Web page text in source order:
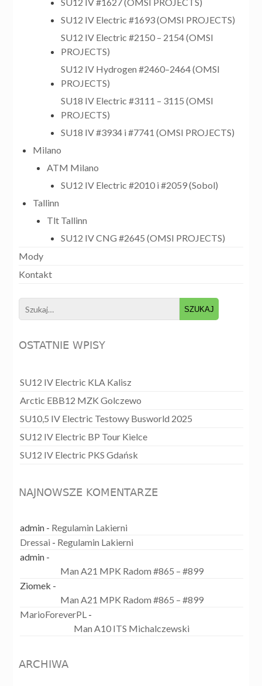
SU12 IV Electric #1693 (OMSI PROJECTS)
SU12 IV Electric #2150 – 2154 (OMSI
PROJECTS)
SU12 IV Hydrogen #2460–2464 (OMSI
PROJECTS)
SU18 IV Electric #3111 – 3115 (OMSI
PROJECTS)
SU18 IV #3934 i #7741 (OMSI PROJECTS)
Milano
ATM Milano
SU12 IV Electric #2010 i #2059 (Sobol)
Tallinn
Tlt Tallinn
SU12 IV CNG #2645 (OMSI PROJECTS)
Mody
Kontakt
Search
for:
OSTATNIE WPISY
SU12 IV Electric KLA Kalisz
Arctic EBB12 MZK Golczewo
SU10,5 IV Electric Testowy Busworld 2025
SU12 IV Electric BP Tour Kielce
SU12 IV Electric PKS Gdańsk
NAJNOWSZE KOMENTARZE
admin - Regulamin Lakierni
Dressai - Regulamin Lakierni
admin -
Man A21 MPK Radom #865 – #899
Ziomek -
Man A21 MPK Radom #865 – #899
MarioForeverPL -
Man A10 ITS Michalczewski
ARCHIWA